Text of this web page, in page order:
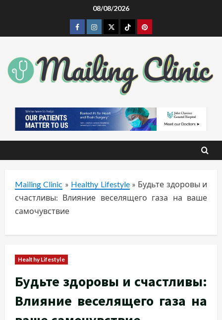
08/08/2026
Facebook
Instagram
TwitterTiktokPinterest
Mailing Clinic » Healthy Lifestyle» Будьте здоровы и
счастливы: Влияние веселящего газа на ваше
самочувствие
Healthy Lifestyle
Будьте здоровы и счастливы:
Влияние веселящего газа на